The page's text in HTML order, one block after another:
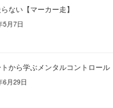
ない【マーカー走】
5月7日
から学ぶメンタルコントロール
6月29日